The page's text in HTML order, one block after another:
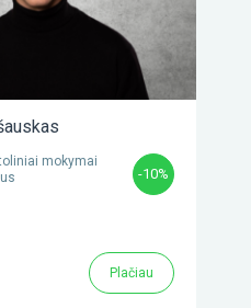
mokymai
-10%
Plačiau